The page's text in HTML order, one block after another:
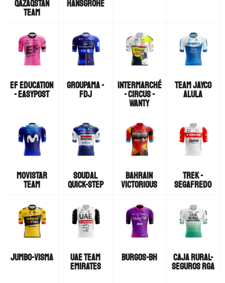
QAZAQSTAN
TEAM
HANSGROHE
EF EDUCATION
- EASYPOST
GROUPAMA -
FDJ
INTERMARCHÉ
- CIRCUS -
WANTY
TEAM JAYCO
ALULA
MOVISTAR
TEAM
SOUDAL
QUICK-STEP
BAHRAIN
VICTORIOUS
TREK -
SEGAFREDO
JUMBO-VISMA
UAE TEAM
EMIRATES
BURGOS-BH
CAJA RURAL-
SEGUROS RGA